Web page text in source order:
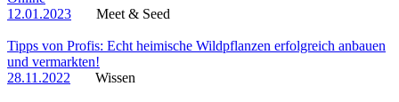
12.01.2023
Meet & Seed
Tipps von Profis: Echt heimische Wildpflanzen erfolgreich anbauen
und vermarkten!
28.11.2022
Wissen